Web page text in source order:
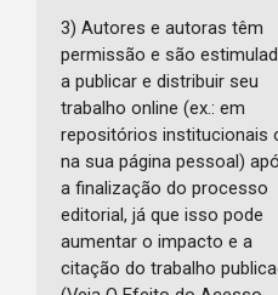
3) Autores e autoras têm
permissão e são
a publicar e distribuir seu
trabalho online (ex.: em
repositórios institucionais
na sua página pessoal)
a finalização do processo
editorial, já que isso pode
aumentar o impacto e a
citação do trabalho